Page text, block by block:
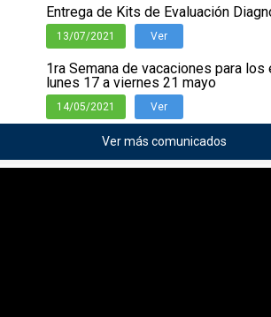
Entrega de Kits de Evaluación
13/07/2021 Ver
1ra Semana de vacaciones para los
lunes 17 a viernes 21 mayo
14/05/2021 Ver
Ver más comunicados